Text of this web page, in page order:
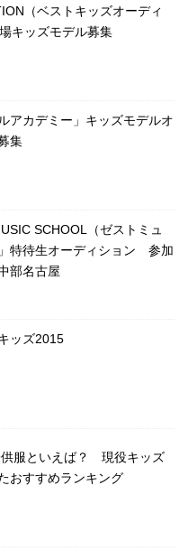
（ベストキッズオーディ
キッズモデル募集
アカデミー」キッズモデルオ
集
SCHOOL（ゼストミュ
特待生オーディション 参加
部名古屋
ッズ2015
供服といえば？ 現役キッズ
おすすめランキング